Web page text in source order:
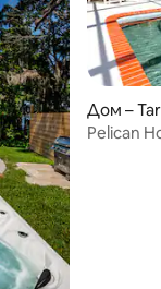
Дом –
Pelican